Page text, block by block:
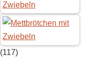
Zwiebeln
(117)